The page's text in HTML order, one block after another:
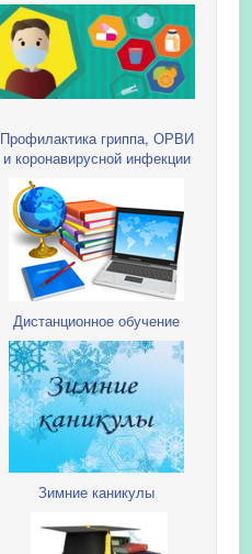
Профилактика гриппа, ОРВИ
и коронавирусной инфекции
Дистанционное обучение
Зимние каникулы